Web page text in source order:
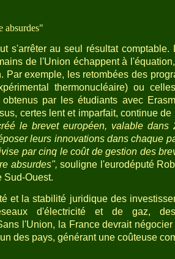
absurdes"
s'arrêter au seul résultat comptable.
de l'Union échappent à
Par exemple, les retombées des
thermonucléaire) ou
obtenus par les étudiants avec
certes lent et imparfait, continue
le brevet européen, valable dans
leurs innovations dans chaque
par cinq le coût de gestion des
absurdes", souligne l'eurodéputé
Sud-Ouest.
et la stabilité juridique des
d'électricité et de gaz,
l'Union, la France devrait
des pays, générant une coûteuse